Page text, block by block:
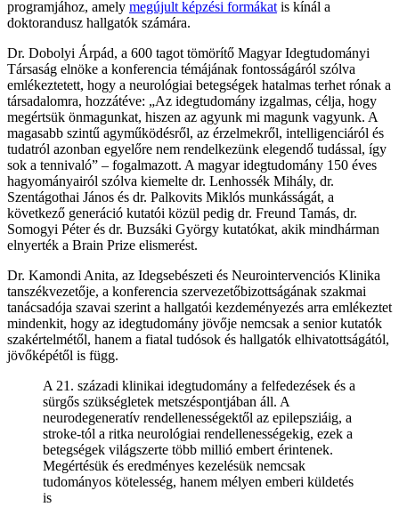
programjához, amely megújult képzési formákat is kínál a
doktorandusz hallgatók számára.
Dr. Dobolyi Árpád, a 600 tagot tömörítő Magyar Idegtudományi
Társaság elnöke a konferencia témájának fontosságáról szólva
emlékeztetett, hogy a neurológiai betegségek hatalmas terhet rónak a
társadalomra, hozzátéve: „Az idegtudomány izgalmas, célja, hogy
megértsük önmagunkat, hiszen az agyunk mi magunk vagyunk. A
magasabb szintű agyműködésről, az érzelmekről, intelligenciáról és
tudatról azonban egyelőre nem rendelkezünk elegendő tudással, így
sok a tennivaló” – fogalmazott. A magyar idegtudomány 150 éves
hagyományairól szólva kiemelte dr. Lenhossék Mihály, dr.
Szentágothai János és dr. Palkovits Miklós munkásságát, a
következő generáció kutatói közül pedig dr. Freund Tamás, dr.
Somogyi Péter és dr. Buzsáki György kutatókat, akik mindhárman
elnyerték a Brain Prize elismerést.
Dr. Kamondi Anita, az Idegsebészeti és Neurointervenciós Klinika
tanszékvezetője, a konferencia szervezetőbizottságának szakmai
tanácsadója szavai szerint a hallgatói kezdeményezés arra emlékeztet
mindenkit, hogy az idegtudomány jövője nemcsak a senior kutatók
szakértelmétől, hanem a fiatal tudósok és hallgatók elhivatottságától,
jövőképétől is függ.
A 21. századi klinikai idegtudomány a felfedezések és a
sürgős szükségletek metszéspontjában áll. A
neurodegeneratív rendellenességektől az epilepsziáig, a
stroke-tól a ritka neurológiai rendellenességekig, ezek a
betegségek világszerte több millió embert érintenek.
Megértésük és eredményes kezelésük nemcsak
tudományos kötelesség, hanem mélyen emberi küldetés
is